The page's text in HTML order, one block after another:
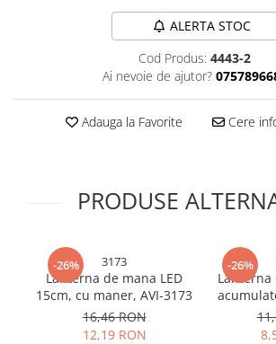
Manusi bucatarie
Manusi unica folosinta
Maturi, Mopuri si galeti
Decoratiuni casa & sarbatori
Iluminat & Electrice
Accesorii prelungitoare
Accesorii prize si intrerupatoare
Aplice fatada
Aplice si plafoniere
Spite si nipluri biciclete
Suporturi accesorii biciclete
Tije si coliere sa
Vulcanizare, petice si leviere
ALERTA STOC
Cod Produs: 4443-2
Ai nevoie de ajutor?
Adauga la Favorite Cere
PRODUSE
-26% 3173
Lanterna de mana LED
15cm, cu maner, AVI-3173
16,46 RON
12,19 RON
-26%
Lanterna